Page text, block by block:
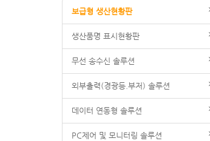
보급형 생산현황판
생산품명 표시현황판
무선 송수신 솔루션
외부출력(경광등.부저) 솔루션
데이터 연동형 솔루션
PC제어 및 모니터링 솔루션